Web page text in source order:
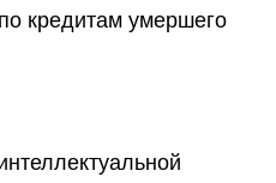
кредитам умершего